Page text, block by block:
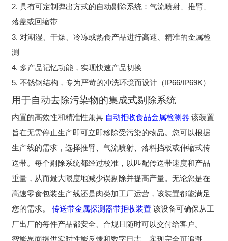
2. 具有可定制弹出方式的自动剔除系统：气流喷射、推臂、
落盖或回缩带
3. 对潮湿、干燥、冷冻或热食产品进行高速、精准的金属检
测
4. 多产品记忆功能，实现快速产品切换
5. 不锈钢结构，专为严苛的冲洗环境而设计（IP66/IP69K）
用于自动去除污染物的集成式剔除系统
内置的高效性和精准性兼具 自动拒收食品金属检测器 该装置
旨在无需停止生产即可立即移除受污染的物品。您可以根据
生产线的需求，选择推臂、气流喷射、落料挡板或伸缩式传
送带。每个剔除系统都经过校准，以匹配传送带速度和产品
重量，从而最大限度地减少误剔除并提高产量。无论您是在
高速零食包装生产线还是肉类加工厂运营，该装置都能满足
您的需求。 传送带金属探测器带拒收装置该设备可确保从工
厂出厂的每件产品都安全、合规且随时可以交付给客户。